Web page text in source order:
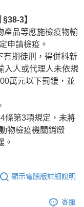
3】
產品等應施檢疫物輸
申請檢疫。
有期徒刑，得併科新
入人或代理人未依規
萬元以下罰鍰，並
條第3項規定，未將
物檢疫機關銷燬
。
顯示電腦版詳細說明
客服